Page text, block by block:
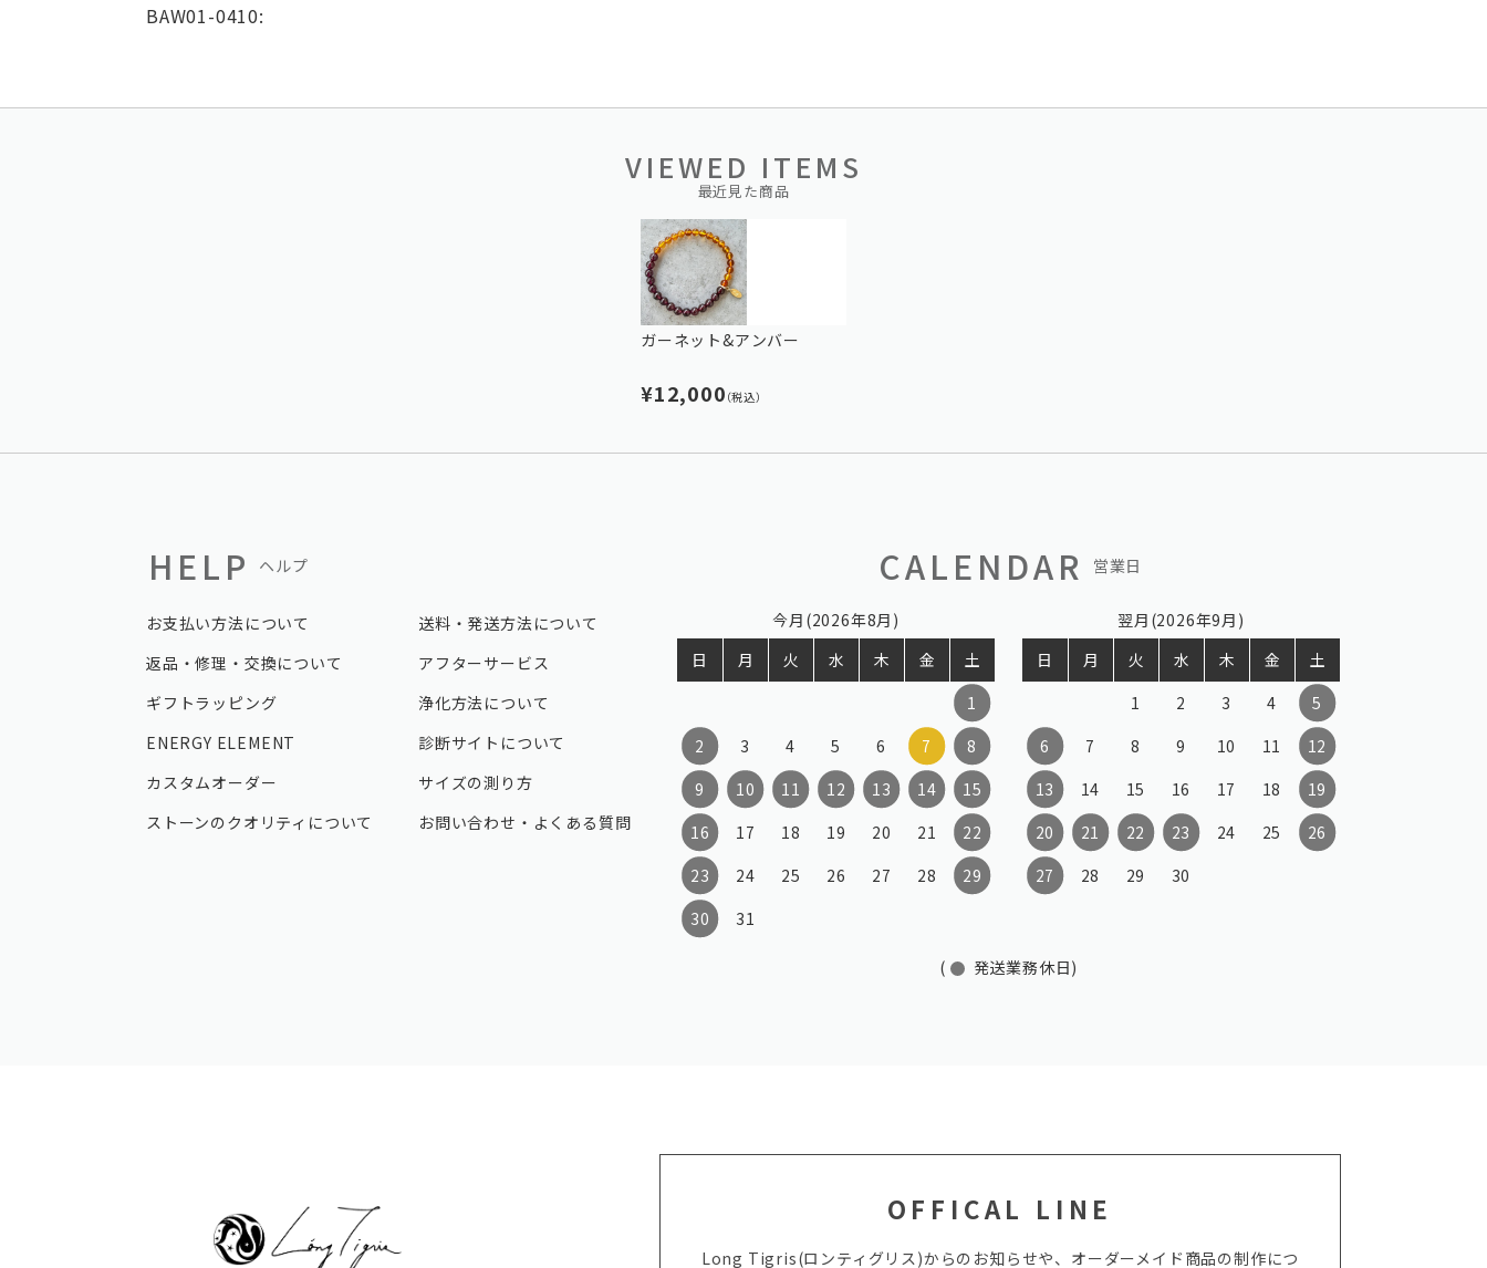
BAW01-0410:
VIEWED ITEMS
最近見た商品
ガーネット&アンバー
¥12,000（税込）
HELP ヘルプ
お支払い方法について
送料・発送方法について
返品・修理・交換について
アフターサービス
ギフトラッピング
浄化方法について
ENERGY ELEMENT
診断サイトについて
カスタムオーダー
サイズの測り方
ストーンのクオリティについて
お問い合わせ・よくある質問
CALENDAR 営業日
今月(2026年8月)
日
月 火 水 木 金
土
1
2
3 4 5 6 7
8
9
10 11 12 13 14
15
16
17 18 19 20 21
22
23
24 25 26 27 28
29
30
31
翌月(2026年9月)
日
月 火 水 木 金
土
1
2 3 4
5
6
7 8 9 10 11
12
13
14 15 16 17 18
19
20
21 22 23 24 25
26
27
28 29 30
( 発送業務休日)
OFFICAL LINE
Long Tigris(ロンティグリス)からのお知らせや、オーダーメイド商品の制作につ